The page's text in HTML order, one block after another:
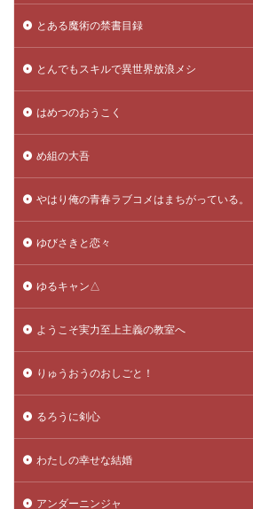
とある魔術の禁書目録
とんでもスキルで異世界放浪メシ
はめつのおうこく
め組の大吾
やはり俺の青春ラブコメはまちがっている。
ゆびさきと恋々
ゆるキャン△
ようこそ実力至上主義の教室へ
りゅうおうのおしごと！
るろうに剣心
わたしの幸せな結婚
アンダーニンジャ